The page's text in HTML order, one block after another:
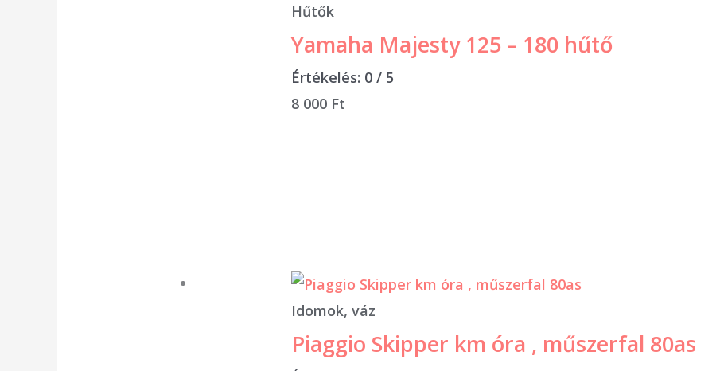
Hűtők
Yamaha Majesty 125 – 180 hűtő
Értékelés: 0 / 5
8 000 Ft
Idomok, váz
Piaggio Skipper km óra , műszerfal 80as